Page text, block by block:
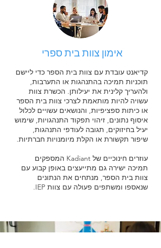
אימון צוות בית ספרי
קדיאנט עובדת עם צוות בית הספר כדי ליישם
תוכניות תמיכה בהתנהגות או התערבות,
ולהעריך קלינית את יעילותן. הכשרת צוות
עשויה להיות מותאמת לצרכי צוות בית הספר
או כיתות ספציפיות, והנושאים עשויים לכלול
איסוף נתונים, זיהוי תפקוד התנהגויות, שימוש
יעיל בחיזוקים, תגובה לעודפי התנהגות,
שיפור תקשורת או הקלת מיומנויות חברתיות.
עוזרים חינוכיים של Kadiant המספקים
תמיכה ישירה גם מתייעצים באופן קבוע עם
צוות בית הספר, מנתחים את הנתונים
שנאספו ומשתפים פעולה עם צוות IEP.